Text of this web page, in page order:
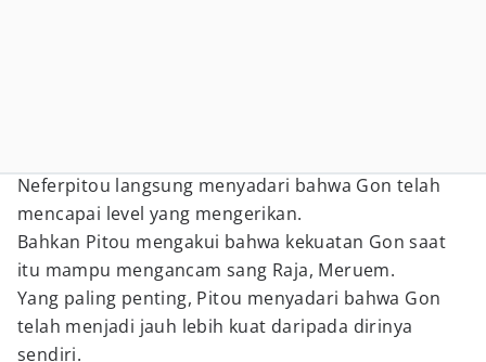
Neferpitou langsung menyadari bahwa Gon telah
mencapai level yang mengerikan.
Bahkan Pitou mengakui bahwa kekuatan Gon saat
itu mampu mengancam sang Raja, Meruem.
Yang paling penting, Pitou menyadari bahwa Gon
telah menjadi jauh lebih kuat daripada dirinya
sendiri.